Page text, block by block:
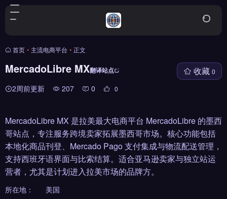
首页 • 主流电商平台 • 正文
MercadoLibre MX翻译站点
2周前更新 207 0 0
收藏 0
MercadoLibre MX 是拉美最大电商平台 MercadoLibre 的墨西
哥站点，专注服务跨境卖家拓展墨西哥市场。核心功能包括
本地化商品刊登、Mercado Pago 支付集成与物流配送管理，
支持西班牙语界面与比索结算。适合亚马逊卖家与独立站运
营者，尤其是计划进入拉美市场的品牌方。
所在地：
美国